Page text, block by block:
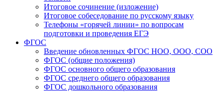
Итоговое сочинение (изложение)
Итоговое собеседование по русскому языку
Телефоны «горячей линии» по вопросам
подготовки и проведения ЕГЭ
ФГОС
Введение обновленных ФГОС НОО, ООО, СОО
ФГОС (общие положения)
ФГОС основного общего образования
ФГОС среднего общего образования
ФГОС дошкольного образования